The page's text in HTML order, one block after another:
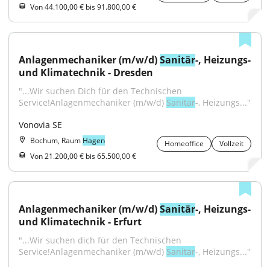
Von 44.100,00 € bis 91.800,00 €
Anlagenmechaniker (m/w/d) Sanitär-, Heizungs-
und Klimatechnik - Dresden
"...Wir suchen Dich für den Technischen
Service!Anlagenmechaniker (m/w/d) Sanitär-, Heizungs..."
Vonovia SE
Bochum, Raum Hagen Homeoffice
Vollzeit
Von 21.200,00 € bis 65.500,00 €
Anlagenmechaniker (m/w/d) Sanitär-, Heizungs-
und Klimatechnik - Erfurt
"...Wir suchen dich für den Technischen
Service!Anlagenmechaniker (m/w/d) Sanitär-, Heizungs..."